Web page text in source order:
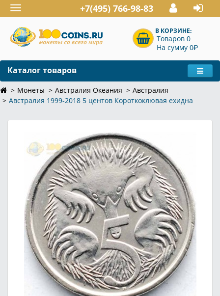
Toggle
navigation
+7(495) 766-98-83
В КОРЗИНЕ:
Товаров 0
На сумму 0P
Каталог товаров
Монеты Австралия Океания
Австралия
Австралия 1999-2018 5 центов Короткоклювая ехидна